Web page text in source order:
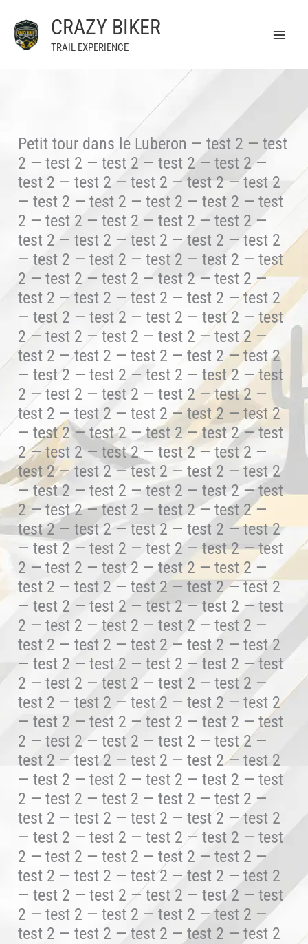
contenu
CRAZY BIKER
TRAIL EXPERIENCE
Petit tour dans le Luberon — test 2 — test
2 — test 2 — test 2 — test 2 — test 2 —
test 2 — test 2 — test 2 — test 2 — test 2
— test 2 — test 2 — test 2 — test 2 — test
2 — test 2 — test 2 — test 2 — test 2 —
test 2 — test 2 — test 2 — test 2 — test 2
— test 2 — test 2 — test 2 — test 2 — test
2 — test 2 — test 2 — test 2 — test 2 —
test 2 — test 2 — test 2 — test 2 — test 2
— test 2 — test 2 — test 2 — test 2 — test
2 — test 2 — test 2 — test 2 — test 2 —
test 2 — test 2 — test 2 — test 2 — test 2
— test 2 — test 2 — test 2 — test 2 — test
2 — test 2 — test 2 — test 2 — test 2 —
test 2 — test 2 — test 2 — test 2 — test 2
— test 2 — test 2 — test 2 — test 2 — test
2 — test 2 — test 2 — test 2 — test 2 —
test 2 — test 2 — test 2 — test 2 — test 2
— test 2 — test 2 — test 2 — test 2 — test
2 — test 2 — test 2 — test 2 — test 2 —
test 2 — test 2 — test 2 — test 2 — test 2
— test 2 — test 2 — test 2 — test 2 — test
2 — test 2 — test 2 — test 2 — test 2 —
test 2 — test 2 — test 2 — test 2 — test 2
— test 2 — test 2 — test 2 — test 2 — test
2 — test 2 — test 2 — test 2 — test 2 —
test 2 — test 2 — test 2 — test 2 — test 2
— test 2 — test 2 — test 2 — test 2 — test
2 — test 2 — test 2 — test 2 — test 2 —
test 2 — test 2 — test 2 — test 2 — test 2
— test 2 — test 2 — test 2 — test 2 — test
2 — test 2 — test 2 — test 2 — test 2 —
test 2 — test 2 — test 2 — test 2 — test 2
— test 2 — test 2 — test 2 — test 2 — test
2 — test 2 — test 2 — test 2 — test 2 —
test 2 — test 2 — test 2 — test 2 — test 2
— test 2 — test 2 — test 2 — test 2 — test
2 — test 2 — test 2 — test 2 — test 2 —
test 2 — test 2 — test 2 — test 2 — test 2
— test 2 — test 2 — test 2 — test 2 — test
2 — test 2 — test 2 — test 2 — test 2 —
test 2 — test 2 — test 2 — test 2 — test 2